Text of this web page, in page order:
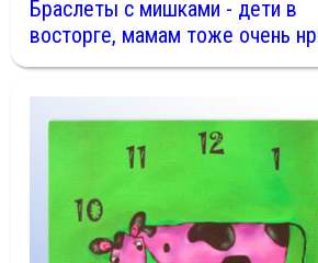
Браслеты с мишками - дети в
восторге, мамам тоже очень